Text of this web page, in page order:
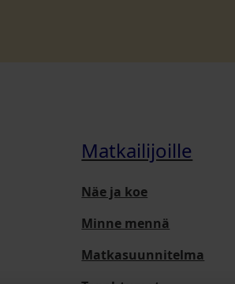
Matkailijoille
Näe ja koe
Minne mennä
Matkasuunnitelma